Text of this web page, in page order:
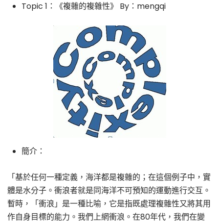
Topic 1：《複雜的複雜性》 By：mengqi
簡介：
「基於任何一種定義，海洋都是複雜的；在這個例子中，實
體是水分子。衝浪者就是同海洋不可預知的運動進行交互。
暫時，「衝浪」是一種比喻，它是指既處理複雜性又將其用
作自身目標的能力。我們上網衝浪。在80年代，我們在變